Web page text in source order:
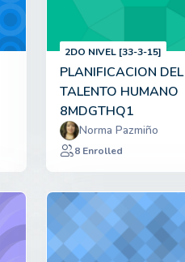
2DO NIVEL [33-3-15]
PLANIFICACION DEL
TALENTO HUMANO
8MDGTHQ1
Norma Pazmiño
8 Enrolled